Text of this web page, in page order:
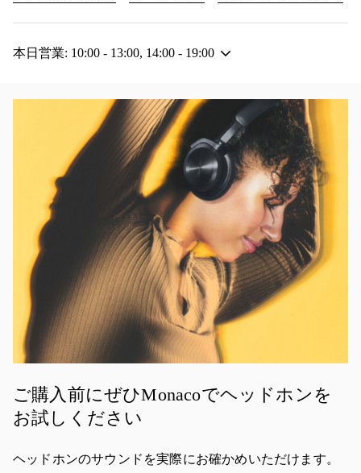
本日営業: 10:00 - 13:00, 14:00 - 19:00
ご購入前にぜひMonacoでヘッドホンを
お試しください
ヘッドホンのサウンドを実際にお確かめいただけます。